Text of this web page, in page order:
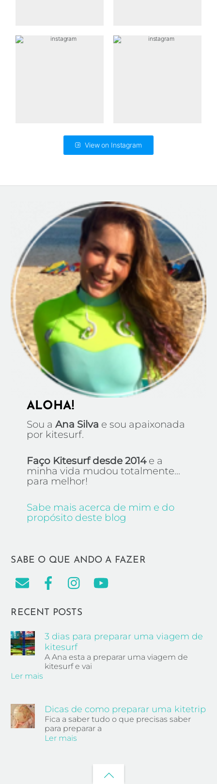
View on Instagram
ALOHA!
Sou a Ana Silva e sou apaixonada
por kitesurf.
Faço Kitesurf desde 2014e a
minha vida mudou totalmente...
para melhor!
Sabe mais acerca de mim e do
propósito deste blog
SABE O QUE ANDO A FAZER
RECENT POSTS
3 dias para preparar uma viagem de
kitesurf
A Ana esta a preparar uma viagem de
kitesurf e vai
Ler mais
Dicas de como preparar uma kitetrip
Fica a saber tudo o que precisas saber
para preparar a
Ler mais
Back